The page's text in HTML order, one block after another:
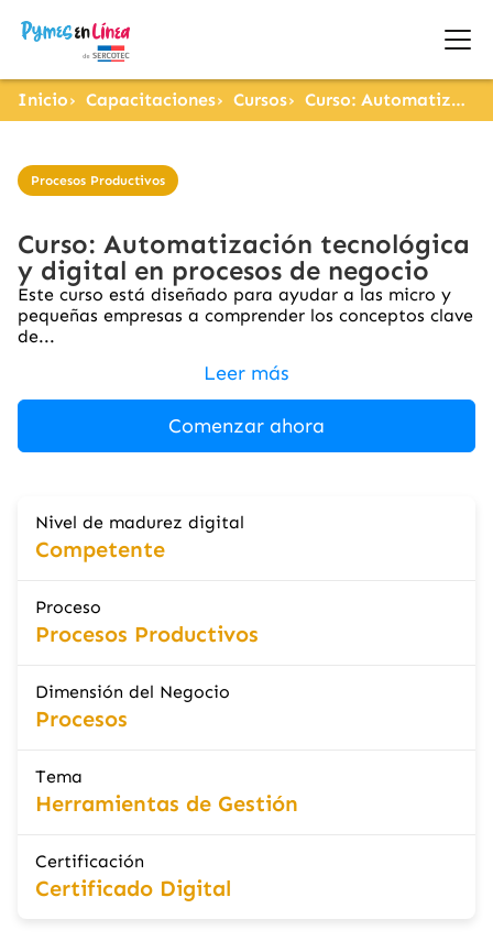
Inicio Capacitaciones Cursos Curso: Automatización tecnológica y digital en procesos de negocio
Procesos Productivos
Curso: Automatización tecnológica
y digital en procesos de negocio
Este curso está diseñado para ayudar a las micro y
pequeñas empresas a comprender los conceptos clave
de...
Leer más
Comenzar ahora
Nivel de madurez digital
Competente
Proceso
Procesos Productivos
Dimensión del Negocio
Procesos
Tema
Herramientas de Gestión
Certificación
Certificado Digital